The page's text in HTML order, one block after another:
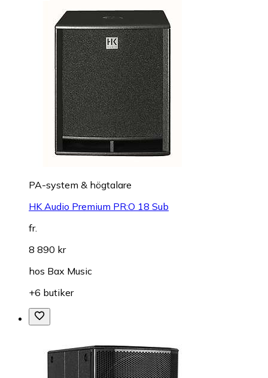
PA-system & högtalare
HK Audio Premium PR:O 18 Sub
fr.
8 890 kr
hos Bax Music
+6 butiker